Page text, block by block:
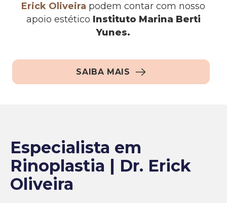
Erick Oliveira podem contar com nosso
apoio estético Instituto Marina Berti
Yunes.
SAIBA MAIS
Especialista em
Rinoplastia | Dr. Erick
Oliveira